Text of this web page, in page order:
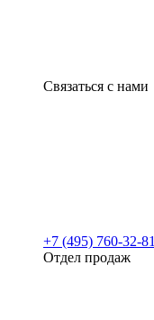
Связаться с нами
+7 (495) 760-32-81
Отдел продаж